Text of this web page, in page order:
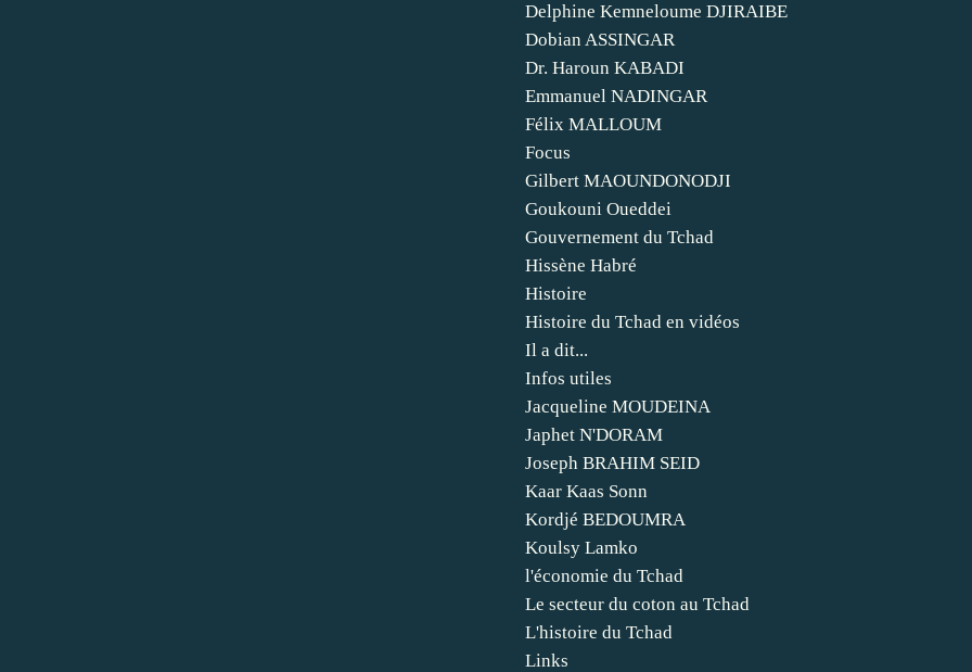
Delphine Kemneloume DJIRAIBE
Dobian ASSINGAR
Dr. Haroun KABADI
Emmanuel NADINGAR
Félix MALLOUM
Focus
Gilbert MAOUNDONODJI
Goukouni Oueddei
Gouvernement du Tchad
Hissène Habré
Histoire
Histoire du Tchad en vidéos
Il a dit...
Infos utiles
Jacqueline MOUDEINA
Japhet N'DORAM
Joseph BRAHIM SEID
Kaar Kaas Sonn
Kordjé BEDOUMRA
Koulsy Lamko
l'économie du Tchad
Le secteur du coton au Tchad
L'histoire du Tchad
Links